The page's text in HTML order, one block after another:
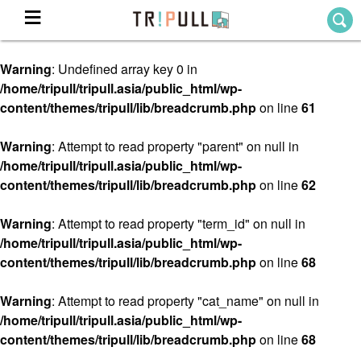
ホーム
Theme
テーマから探す
TRIPULLブログ
About
私たちについて
Warning: Undefined array key 0 in
/home/tripull/tripull.asia/public_html/wp-
content/themes/tripull/lib/breadcrumb.phpon line61
Warning: Attempt to read property "parent" on null in
/home/tripull/tripull.asia/public_html/wp-
content/themes/tripull/lib/breadcrumb.phpon line62
Warning: Attempt to read property "term_id" on null in
/home/tripull/tripull.asia/public_html/wp-
content/themes/tripull/lib/breadcrumb.phpon line68
Warning: Attempt to read property "cat_name" on null in
/home/tripull/tripull.asia/public_html/wp-
content/themes/tripull/lib/breadcrumb.phpon line68